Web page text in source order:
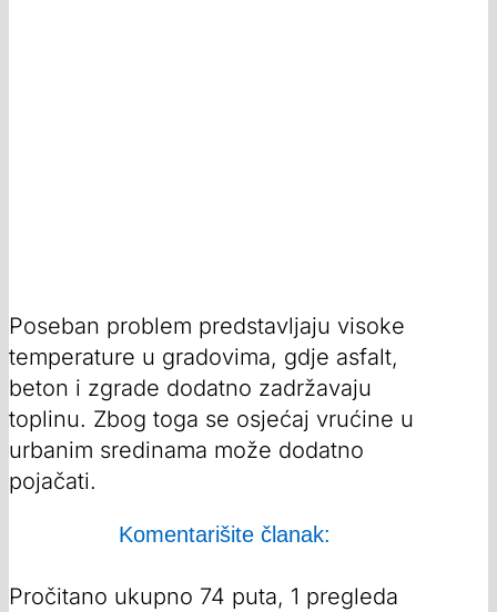
Poseban problem predstavljaju visoke
temperature u gradovima, gdje asfalt,
beton i zgrade dodatno zadržavaju
toplinu. Zbog toga se osjećaj vrućine u
urbanim sredinama može dodatno
pojačati.
Komentarišite članak:
Pročitano ukupno 74 puta, 1 pregleda